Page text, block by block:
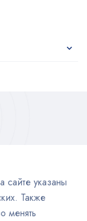
указаны
Также
менять